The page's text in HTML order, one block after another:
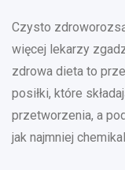
Czysto
więcej lekarzy
zdrowa dieta to
posiłki, które
przetworzenia, a
jak najmniej